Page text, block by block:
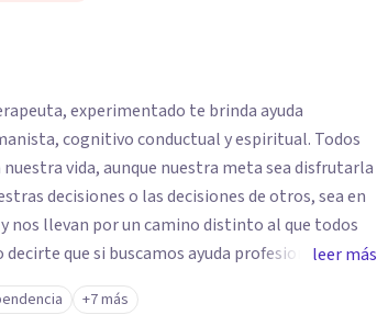
cognitivo conductual y espiritual. Todos
aunque nuestra meta sea disfrutarla
decisiones o las decisiones de otros, sea en
nos llevan por un camino distinto al que todos
que si buscamos ayuda profesional y
mucho y sobre todo, cuando hay motivos
adelante e intentarlo una vez más. Muchas
leer más
+7 más